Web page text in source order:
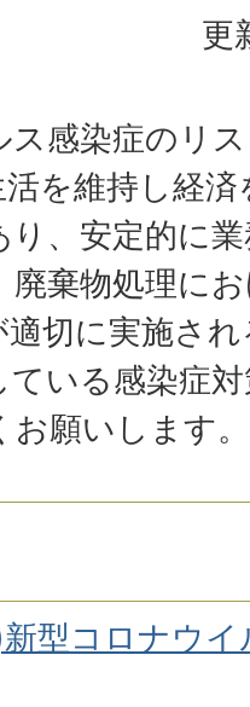
更
感染症のリ
を維持し経
、安定的に
棄物処理に
切に実施さ
いる感染症
願いします。
型コロナウ